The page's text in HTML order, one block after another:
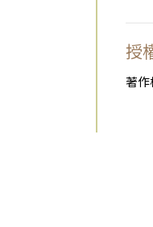
授
著作